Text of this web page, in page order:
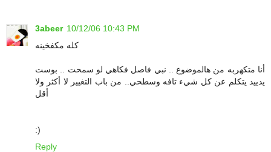
3abeer 10/12/06 10:43 PM
كله مكفخينه
أنا متكهربه من هالموضوع .. نبي فاصل فكاهي لو سمحت .. بوست
يدييد يتكلم عن كل شيء تافه وسطحي.. من باب التغيير لا أكثر ولا
أقل
:)
Reply